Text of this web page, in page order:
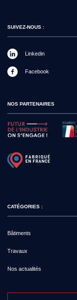
SUIVEZ-NOUS :
Linkedin
Facebook
NOS PARTENAIRES
CATÉGORIES :
Bâtiments
Travaux
Nos actualités